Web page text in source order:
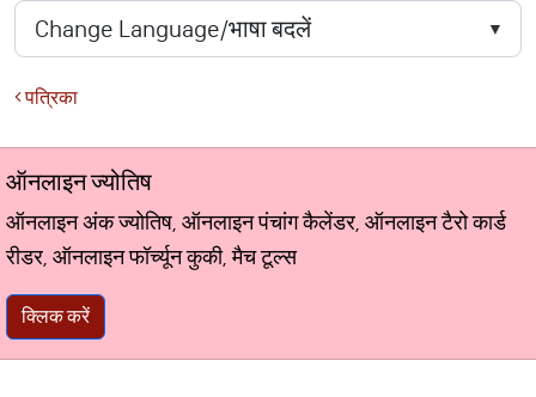
पत्रिका
ऑनलाइन ज्योतिष
ऑनलाइन अंक ज्योतिष, ऑनलाइन पंचांग कैलेंडर, ऑनलाइन टैरो कार्ड
रीडर, ऑनलाइन फॉर्च्यून कुकी, मैच टूल्स
क्लिक करें